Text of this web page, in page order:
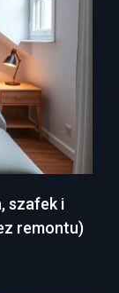
szafek i
remontu)